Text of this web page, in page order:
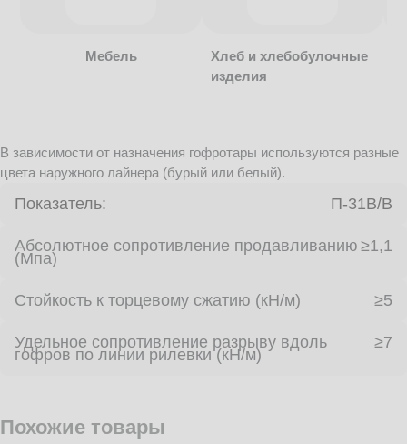
Мебель
Хлеб и хлебобулочные
изделия
В зависимости от назначения гофротары используются разные
цвета наружного лайнера (бурый или белый).
Показатель: П-31В/B
Абсолютное сопротивление продавливанию
(Мпа)
≥1,1
Стойкость к торцевому сжатию (кН/м) ≥5
Удельное сопротивление разрыву вдоль
гофров по линии рилевки (кН/м)
≥7
Похожие товары